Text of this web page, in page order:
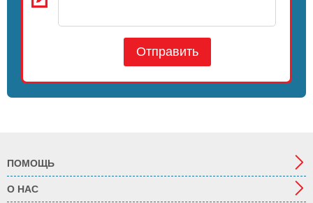
Отправить
ПОМОЩЬ
О НАС